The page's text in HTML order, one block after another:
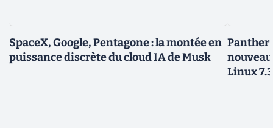
SpaceX, Google, Pentagone : la montée en
puissance discrète du cloud IA de Musk
Panther
Linux 7.3